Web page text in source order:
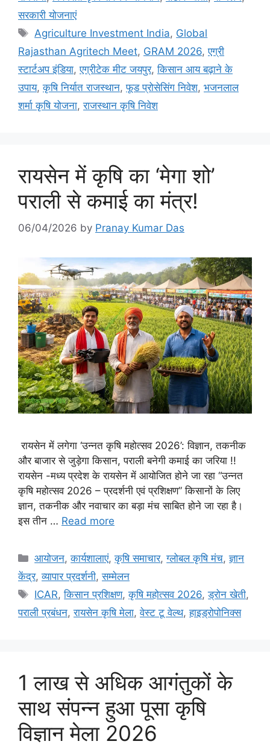
सरकारी योजनाएं
Agriculture Investment India, Global
Rajasthan Agritech Meet, GRAM 2026,एग्री
स्टार्टअप इंडिया,एग्रीटेक मीट जयपुर,किसान आय बढ़ाने के
उपाय,कृषि निर्यात राजस्थान,फूड प्रोसेसिंग निवेश, भजनलाल
शर्मा कृषि योजना,राजस्थान कृषि निवेश
रायसेन में कृषि का ‘मेगा शो’
पराली से कमाई का मंत्र!
06/04/2026 by Pranay Kumar Das
रायसेन में लगेगा ‘उन्नत कृषि महोत्सव 2026’: विज्ञान, तकनीक
और बाजार से जुड़ेगा किसान, पराली बनेगी कमाई का जरिया !!
रायसेन -मध्य प्रदेश के रायसेन में आयोजित होने जा रहा “उन्नत
कृषि महोत्सव 2026 – प्रदर्शनी एवं प्रशिक्षण” किसानों के लिए
ज्ञान, तकनीक और नवाचार का बड़ा मंच साबित होने जा रहा है।
इस तीन … Read more
आयोजन,कार्यशालाएं,कृषि समाचार,ग्लोबल कृषि मंच,ज्ञान
केंद्र,व्यापार प्रदर्शनी,सम्मेलन
ICAR,किसान प्रशिक्षण,कृषि महोत्सव 2026,ड्रोन खेती,
पराली प्रबंधन,रायसेन कृषि मेला,वेस्ट टू वेल्थ,हाइड्रोपोनिक्स
1 लाख से अधिक आगंतुकों के
साथ संपन्न हुआ पूसा कृषि
विज्ञान मेला 2026